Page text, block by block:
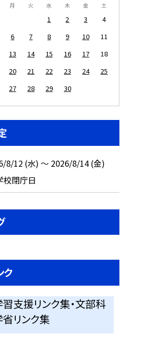
月 火 水 木 金 土
1 2 3
4
6 7 8 9 10
11
13 14 15 16 17
18
20 21 22 23 24
25
27 28 29 30
8/12 (水) ～ 2026/8/14 (金)
校閉庁日
ク
習支援リンク集・文部科
省リンク集